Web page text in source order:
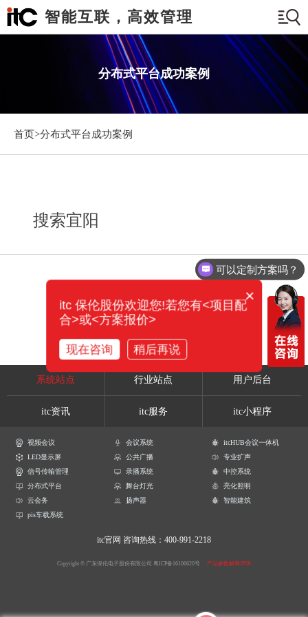
智能互联，高效管理
分布式平台成功案例
首页>分布式平台成功案例
搜索宜阳
系统站点 行业站点 用户后台
itc资讯 itc服务 itc小程序
视频会议 会议系统
itcHUB会议一体机
LED显示屏
公共广播
专业扩声
信号传输管理
录播系统
中控系统
分布式平台
舞台灯光
亮化照明
云会务
扬声器
智能建筑
pis车载系统
itc官网 咨询热线：400-991-2218
Copyright © 广东保伦电子股份有限公司 粤ICP备16106620号 产品参数解释声明
可以定制方案吗？
×
itc 保伦股份欢迎您!若您有<项目配
合>或<方案报价>
现在咨询 稍后再说